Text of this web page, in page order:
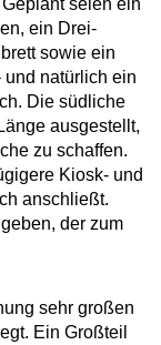
ein Drei-
sowie ein
natürlich ein
Die südliche
ausgestellt,
zu schaffen.
Kiosk- und
anschließt.
der zum
sehr großen
Ein Großteil